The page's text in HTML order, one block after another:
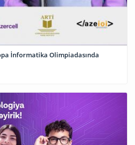
İnformatika Olimpiadasında